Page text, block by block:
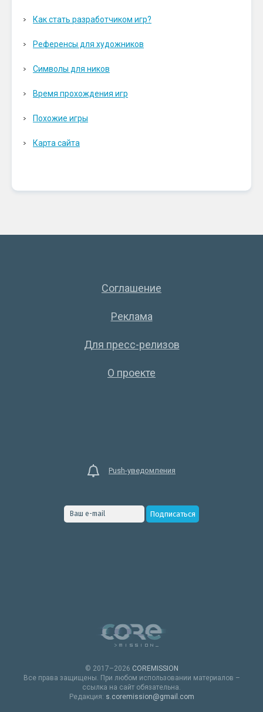
Как стать разработчиком игр?
Референсы для художников
Символы для ников
Время прохождения игр
Похожие игры
Карта сайта
Соглашение
Реклама
Для пресс-релизов
О проекте
Push-уведомления
© 2017–2026 COREMISSION
Все права защищены. При любом использовании материалов –
ссылка на сайт обязательна.
Редакция: s.coremission@gmail.com